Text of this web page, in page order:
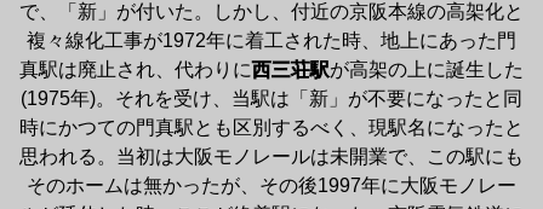
で、「新」が付いた。しかし、付近の京阪本線の高架化と
複々線化工事が1972年に着工された時、地上にあった門
真駅は廃止され、代わりに西三荘駅が高架の上に誕生した
(1975年)。それを受け、当駅は「新」が不要になったと同
時にかつての門真駅とも区別するべく、現駅名になったと
思われる。当初は大阪モノレールは未開業で、この駅にも
そのホームは無かったが、その後1997年に大阪モノレー